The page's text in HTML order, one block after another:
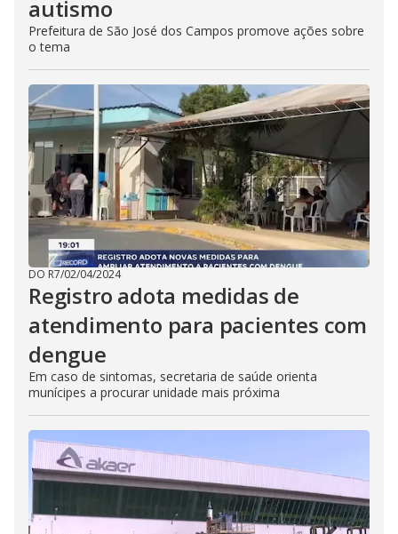
autismo
Prefeitura de São José dos Campos promove ações sobre
o tema
DO R7/02/04/2024
Registro adota medidas de
atendimento para pacientes com
dengue
Em caso de sintomas, secretaria de saúde orienta
munícipes a procurar unidade mais próxima